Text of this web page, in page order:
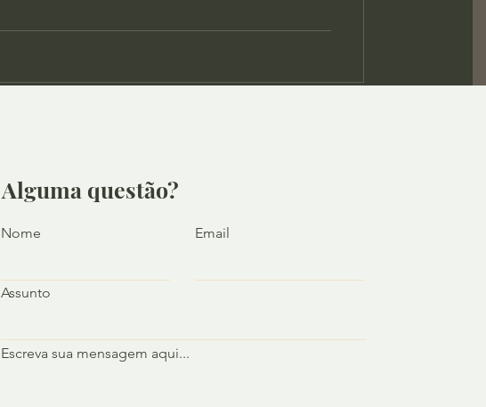
Alguma questão?
Nome Email
Assunto
Escreva sua mensagem aqui...